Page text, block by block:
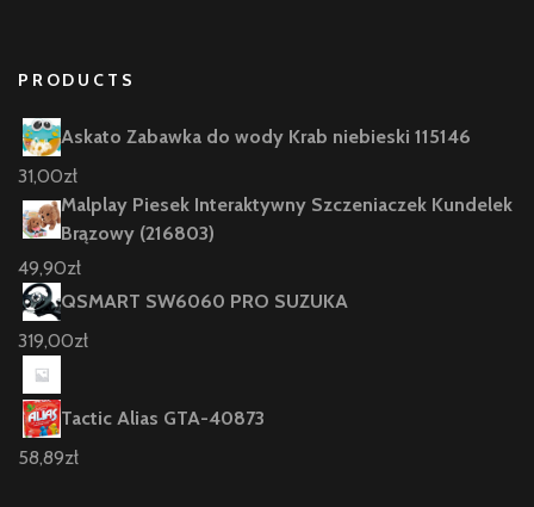
PRODUCTS
Askato Zabawka do wody Krab niebieski 115146
31,00zł
Malplay Piesek Interaktywny Szczeniaczek Kundelek
Brązowy (216803)
49,90zł
QSMART SW6060 PRO SUZUKA
319,00zł
Tactic Alias GTA-40873
58,89zł